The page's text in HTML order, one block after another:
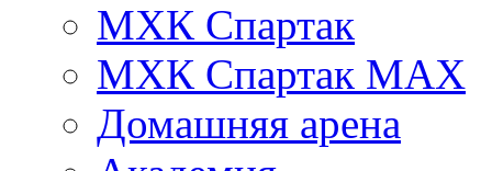
МХК Спартак
МХК Спартак МАХ
Домашняя арена